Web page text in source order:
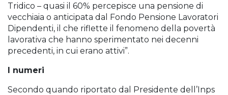
Tridico – quasi il 60% percepisce una pensione di
vecchiaia o anticipata dal Fondo Pensione Lavoratori
Dipendenti, il che riflette il fenomeno della povertà
lavorativa che hanno sperimentato nei decenni
precedenti, in cui erano attivi”.
I numeri
Secondo quando riportato dal Presidente dell’Inps